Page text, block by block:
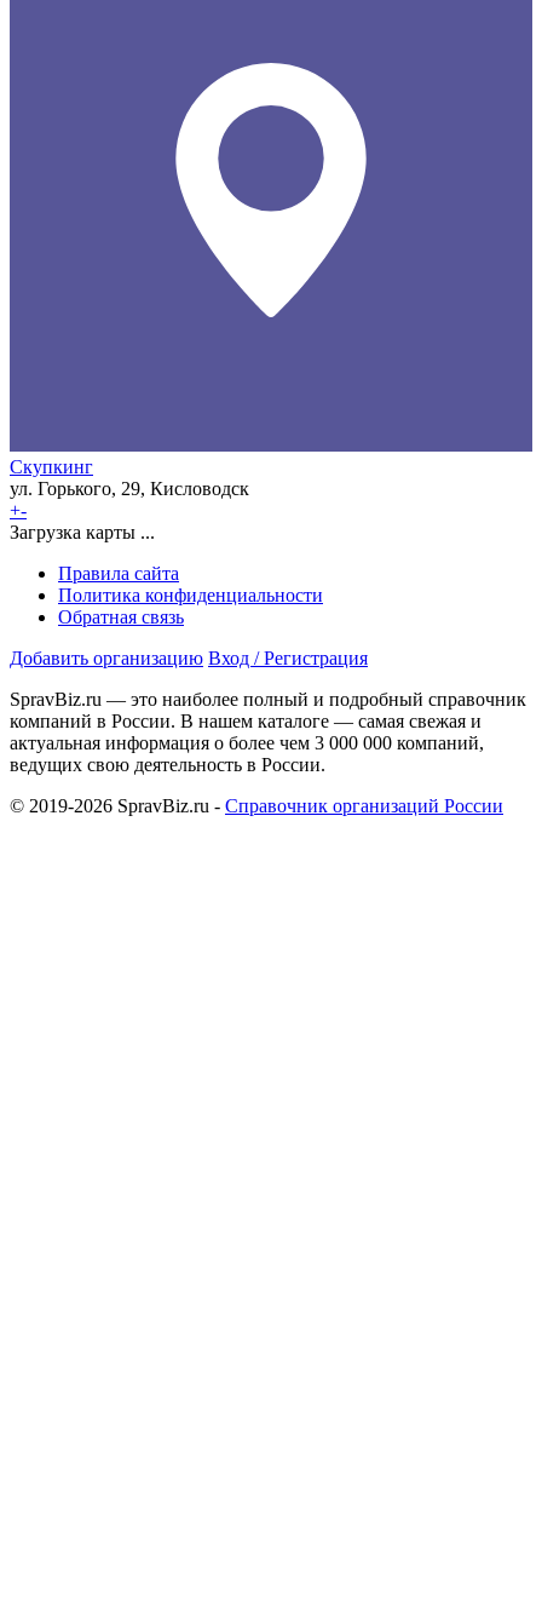
Скупкинг
ул. Горького, 29, Кисловодск
+-
Загрузка карты ...
Правила сайта
Политика конфиденциальности
Обратная связь
Добавить организацию Вход / Регистрация
SpravBiz.ru — это наиболее полный и подробный справочник
компаний в России. В нашем каталоге — самая свежая и
актуальная информация о более чем 3 000 000 компаний,
ведущих свою деятельность в России.
© 2019-2026 SpravBiz.ru - Справочник организаций России